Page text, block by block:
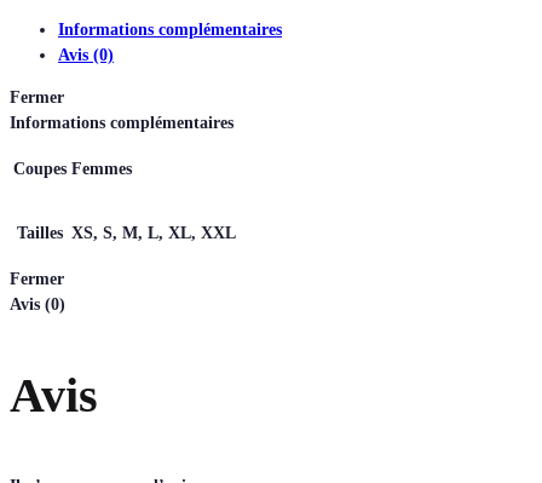
Informations complémentaires
Avis (0)
Fermer
Informations complémentaires
Coupes Femmes
Tailles XS, S, M, L, XL, XXL
Fermer
Avis (0)
Avis